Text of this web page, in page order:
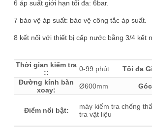
6 áp suất giới hạn tối đa: 6bar.
7 bảo vệ áp suất: bảo vệ công tắc áp suất.
8 kết nối với thiết bị cấp nước bằng 3/4 kết
Thời gian kiểm tra
::
0-99 phút Tối đa
Đường kính bàn
xoay:
Ø600mm
Điểm nổi bật:
máy kiểm tra chống
tra vật liệu